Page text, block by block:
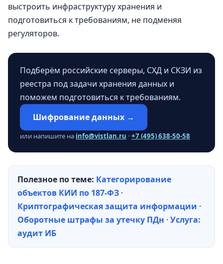
выстроить инфраструктуру хранения и
подготовиться к требованиям, не подменяя
регуляторов.
Подберём российские серверы, СХД и СКЗИ из
реестра под задачи хранения данных и
поможем подготовиться к требованиям.
Шифрование данных →
или напишите на info@vistlan.ru · +7 (495) 638-50-58
Полезное по теме: Категорирование
объектов КИИ по 187-ФЗ ·
Криптографическая защита информации ·
Оборотные штрафы за утечку ПДн · Услуга:
аудит ИБ